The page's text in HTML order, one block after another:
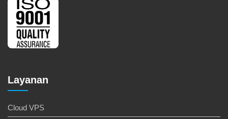
Layanan
Cloud VPS